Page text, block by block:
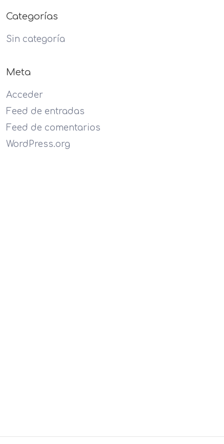
Categorías
Sin categoría
Meta
Acceder
Feed de entradas
Feed de comentarios
WordPress.org